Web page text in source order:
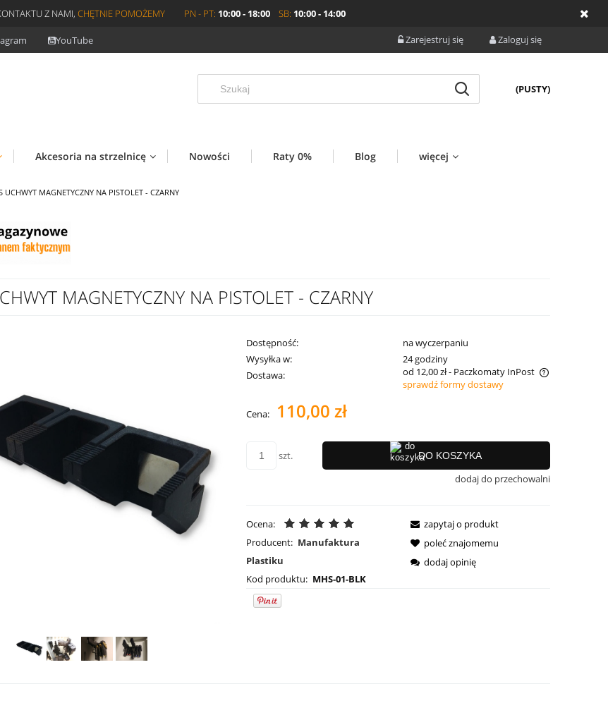
Z NAMI, CHĘTNIE POMOŻEMY PN - PT: 10:00 - 18:00 SB: 10:00 - 14:00
YouTube Zarejestruj się Zaloguj się
(PUSTY)
Akcesoria na strzelnicę Nowości Raty 0% Blog więcej
UCHWYT MAGNETYCZNY NA PISTOLET - CZARNY
MAGNETYCZNY NA PISTOLET - CZARNY
Dostępność:
na wyczerpaniu
Wysyłka w:
24 godziny
Dostawa:
od 12,00 zł- Paczkomaty InPost
sprawdź formy dostawy
Cena: 110,00 zł
szt. DO KOSZYKA
dodaj do przechowalni
Ocena:
Producent: Manufaktura
Plastiku
Kod produktu: MHS-01-BLK
zapytaj o produkt
poleć znajomemu
dodaj opinię